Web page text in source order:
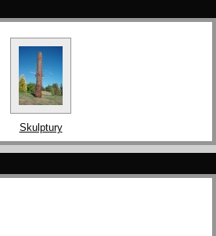
Skulptury